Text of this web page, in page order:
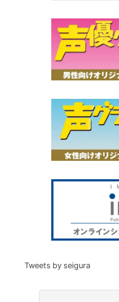
Tweets by seigura